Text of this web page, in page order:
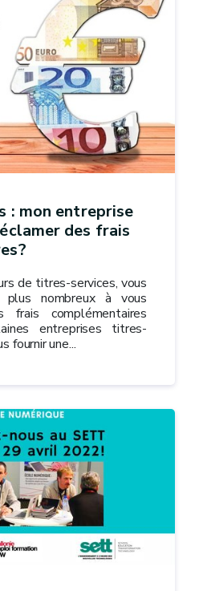
: mon entreprise
des frais
de titres-services, vous
nombreux à vous
complémentaires
entreprises titres-
fournir une...